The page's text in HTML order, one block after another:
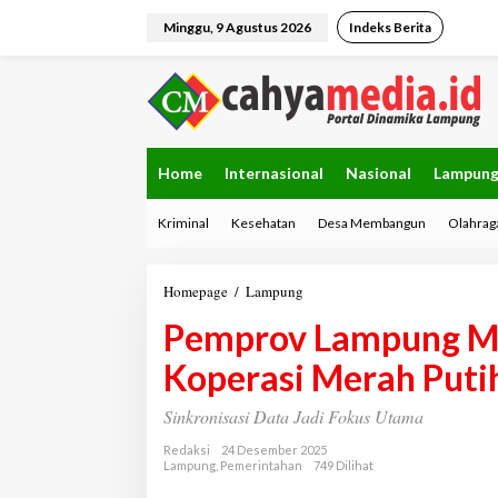
Minggu, 9 Agustus 2026 Indeks Berita
Home Internasional Nasional Lampung
Kriminal Kesehatan Desa Membangun
Homepage / Lampung
m
v
a
Pemprov Lampung
Koperasi Merah
Sinkronisasi Data Jadi Fokus Utama
Redaksi
24 Desember 2025
Lampung Pemerintahan 749 Dilihat